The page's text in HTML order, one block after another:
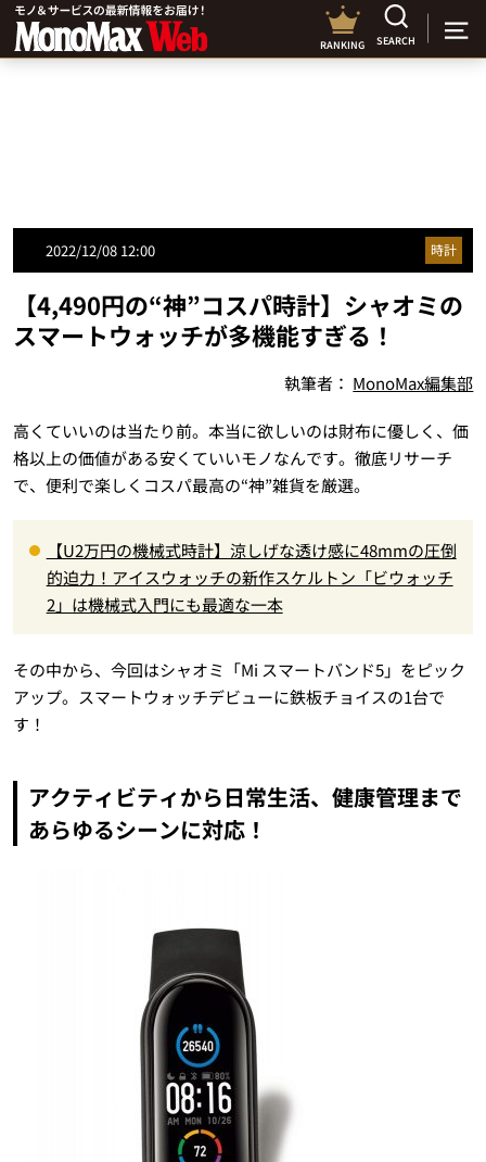
RANKING SEARCH
2022/12/08 12:00 時計
【4,490円の“神”コスパ時計】シャオミの
スマートウォッチが多機能すぎる！
執筆者： MonoMax編集部
高くていいのは当たり前。本当に欲しいのは財布に優しく、価
格以上の価値がある安くていいモノなんです。徹底リサーチ
で、便利で楽しくコスパ最高の“神”雑貨を厳選。
【U2万円の機械式時計】涼しげな透け感に48mmの圧倒
的迫力！アイスウォッチの新作スケルトン「ビウォッチ
2」は機械式入門にも最適な一本
その中から、今回はシャオミ「Mi スマートバンド5」をピック
アップ。スマートウォッチデビューに鉄板チョイスの1台で
す！
アクティビティから日常生活、健康管理まで
あらゆるシーンに対応！